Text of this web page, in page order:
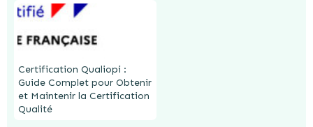
Certification Qualiopi :
Guide Complet pour Obtenir
et Maintenir la Certification
Qualité